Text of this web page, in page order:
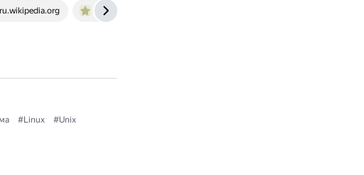
ru.wikipedia.org www.opennet.ru
#Linux #Unix